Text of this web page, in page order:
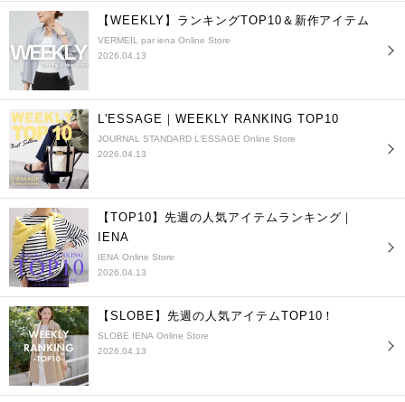
【WEEKLY】ランキングTOP10＆新作アイテム
VERMEIL par iena Online Store
2026.04.13
L'ESSAGE｜WEEKLY RANKING TOP10
JOURNAL STANDARD L'ESSAGE Online Store
2026.04.13
【TOP10】先週の人気アイテムランキング｜
IENA
IENA Online Store
2026.04.13
【SLOBE】先週の人気アイテムTOP10！
SLOBE IENA Online Store
2026.04.13